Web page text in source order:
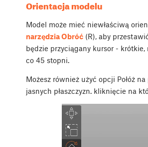
Orientacja modelu
Model może mieć niewłaściwą
narzędzia Obróć (R), aby
będzie przyciągany kursor -
co 45 stopni.
Możesz również użyć opcji Połóż
jasnych płaszczyzn. kliknięcie na